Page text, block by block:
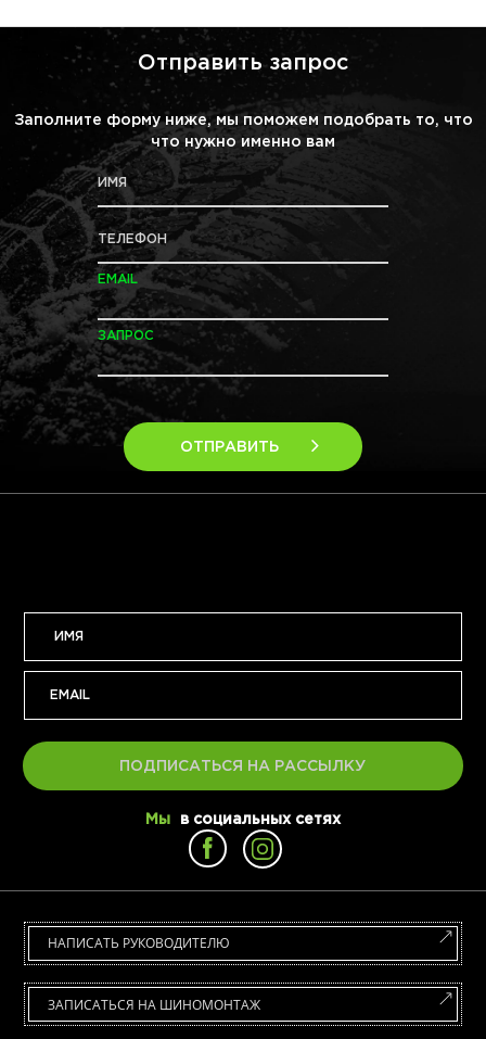
Отправить запрос
Заполните форму ниже, мы поможем подобрать то, что
что нужно именно вам
ИМЯ
ТЕЛЕФОН
EMAIL
ЗАПРОС
ОТПРАВИТЬ
ПОДПИСАТЬСЯ НА РАССЫЛКУ
Мы в социальных сетях
НАПИСАТЬ РУКОВОДИТЕЛЮ
ЗАПИСАТЬСЯ НА ШИНОМОНТАЖ